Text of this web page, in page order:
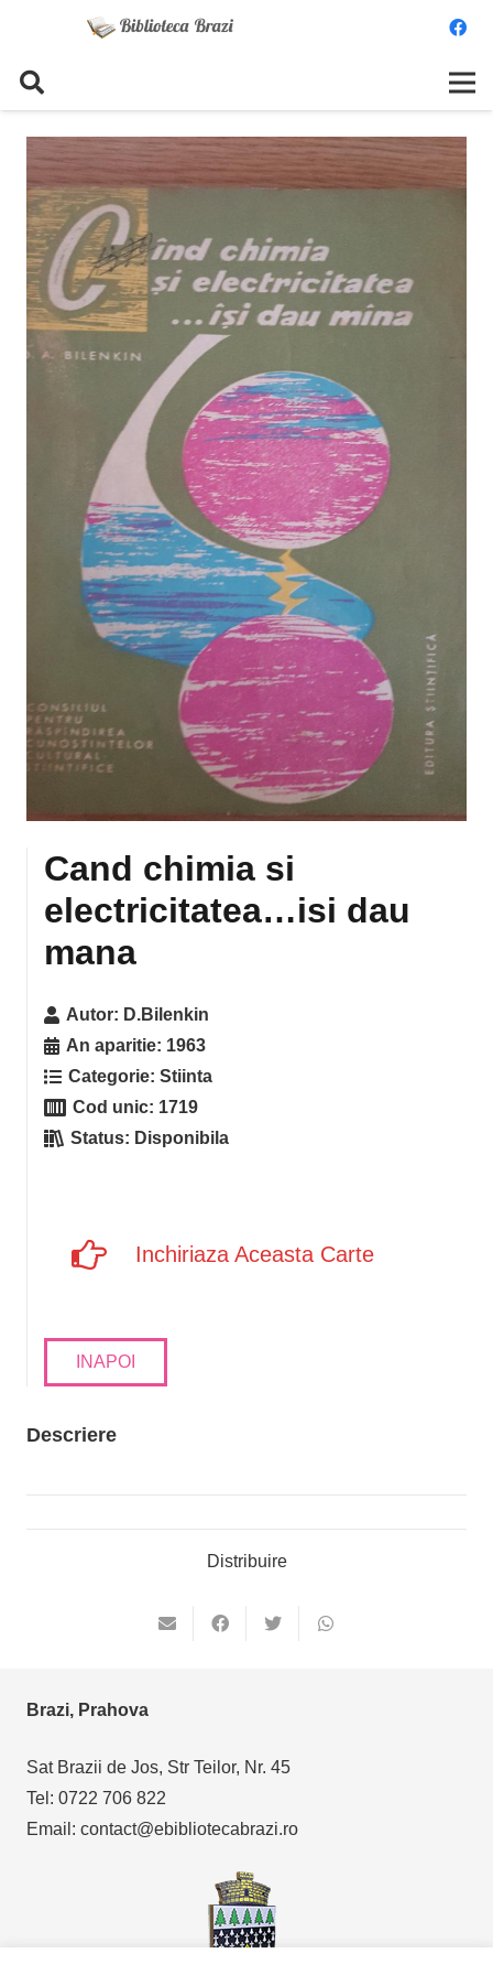
Cand chimia si
electricitatea…isi dau
mana
Autor: D.Bilenkin
An aparitie: 1963
Categorie:Stiinta
Cod unic: 1719
Status: Disponibila
Inchiriaza Aceasta Carte
INAPOI
Descriere
Distribuire
Brazi, Prahova
Sat Brazii de Jos, Str Teilor, Nr. 45
Tel: 0722 706 822
Email: contact@ebibliotecabrazi.ro